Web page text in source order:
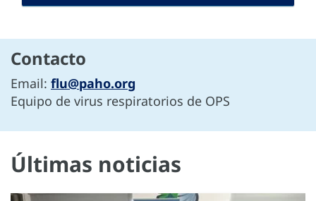
Contacto
Email: flu@paho.org
Equipo de virus respiratorios de OPS
Últimas noticias